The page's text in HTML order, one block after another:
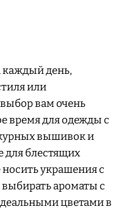
каждый день,
или
вам очень
время для одежды с
вышивок и
для блестящих
украшения с
ароматы с
цветами в